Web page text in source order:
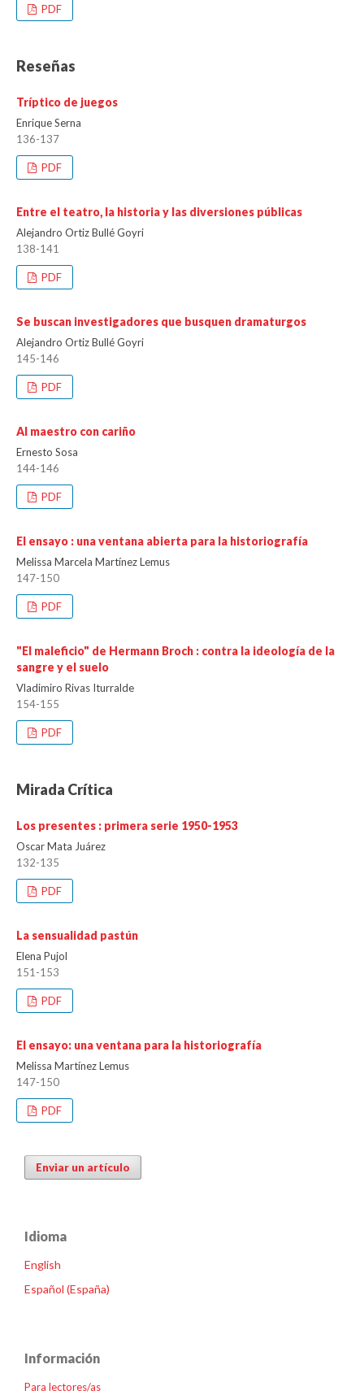
PDF
Reseñas
Tríptico de juegos
Enrique Serna
136-137
PDF
Entre el teatro, la historia y las diversiones públicas
Alejandro Ortiz Bullé Goyri
138-141
PDF
Se buscan investigadores que busquen dramaturgos
Alejandro Ortiz Bullé Goyri
145-146
PDF
Al maestro con cariño
Ernesto Sosa
144-146
PDF
El ensayo : una ventana abierta para la historiografía
Melissa Marcela Martínez Lemus
147-150
PDF
"El maleficio" de Hermann Broch : contra la ideología de la
sangre y el suelo
Vladimiro Rivas Iturralde
154-155
PDF
Mirada Crítica
Los presentes : primera serie 1950-1953
Oscar Mata Juárez
132-135
PDF
La sensualidad pastún
Elena Pujol
151-153
PDF
El ensayo: una ventana para la historiografía
Melissa Martínez Lemus
147-150
PDF
Enviar un artículo
Idioma
English
Español (España)
Información
Para lectores/as